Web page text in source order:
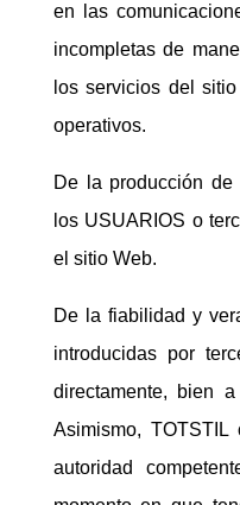
en las
incompletas de
los servicios del
operativos.
De la producción
los USUARIOS o
el sitio Web.
De la fiabilidad y
introducidas por
directamente, bien
Asimismo,
autoridad